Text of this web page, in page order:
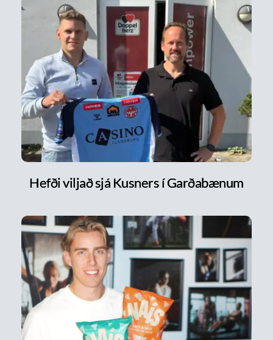
Hefði viljað sjá Kusners í Garðabænum